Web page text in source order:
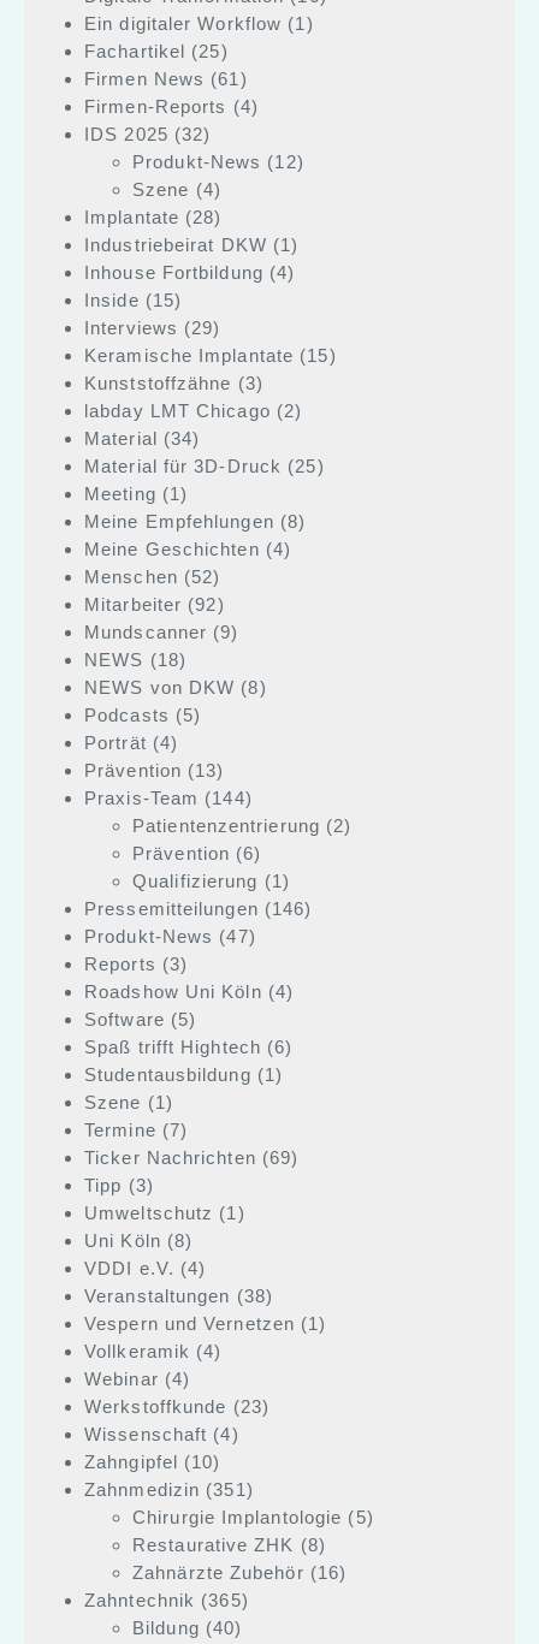
Ein digitaler Workflow (1)
Fachartikel (25)
Firmen News (61)
Firmen-Reports (4)
IDS 2025 (32)
Produkt-News (12)
Szene (4)
Implantate (28)
Industriebeirat DKW (1)
Inhouse Fortbildung (4)
Inside (15)
Interviews (29)
Keramische Implantate (15)
Kunststoffzähne (3)
labday LMT Chicago (2)
Material (34)
Material für 3D-Druck (25)
Meeting (1)
Meine Empfehlungen (8)
Meine Geschichten (4)
Menschen (52)
Mitarbeiter (92)
Mundscanner (9)
NEWS (18)
NEWS von DKW (8)
Podcasts (5)
Porträt (4)
Prävention (13)
Praxis-Team (144)
Patientenzentrierung (2)
Prävention (6)
Qualifizierung (1)
Pressemitteilungen (146)
Produkt-News (47)
Reports (3)
Roadshow Uni Köln (4)
Software (5)
Spaß trifft Hightech (6)
Studentausbildung (1)
Szene (1)
Termine (7)
Ticker Nachrichten (69)
Tipp (3)
Umweltschutz (1)
Uni Köln (8)
VDDI e.V. (4)
Veranstaltungen (38)
Vespern und Vernetzen (1)
Vollkeramik (4)
Webinar (4)
Werkstoffkunde (23)
Wissenschaft (4)
Zahngipfel (10)
Zahnmedizin (351)
Chirurgie Implantologie (5)
Restaurative ZHK (8)
Zahnärzte Zubehör (16)
Zahntechnik (365)
Bildung (40)